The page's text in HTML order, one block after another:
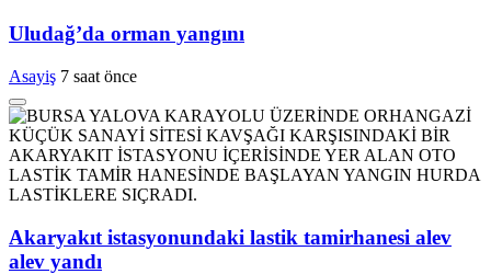
Uludağ’da orman yangını
Asayiş 7 saat önce
Akaryakıt istasyonundaki lastik tamirhanesi alev
alev yandı